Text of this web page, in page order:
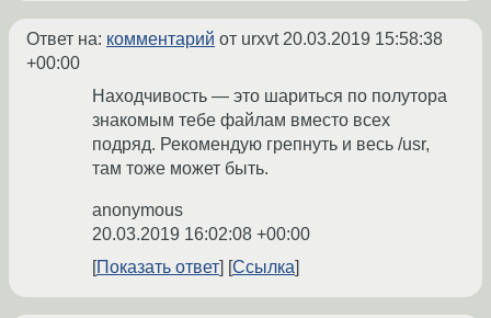
Ответ на: комментарий от urxvt20.03.2019 15:58:38
+00:00
Находчивость — это шариться по полутора
знакомым тебе файлам вместо всех
подряд. Рекомендую грепнуть и весь /usr,
там тоже может быть.
anonymous
20.03.2019 16:02:08 +00:00
Показать ответ
Ссылка